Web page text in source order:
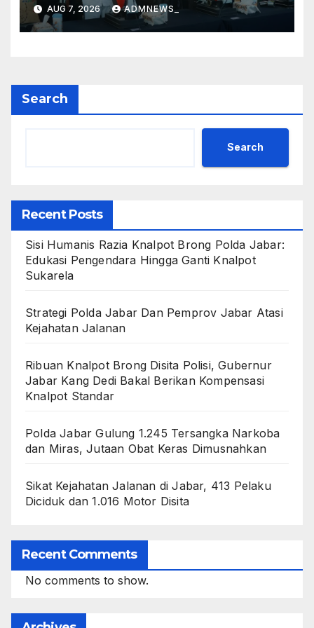
Kompensasi Knalpot Standar
AUG 7, 2026 ADMNEWS_
Search
Search
Recent Posts
Sisi Humanis Razia Knalpot Brong Polda Jabar:
Edukasi Pengendara Hingga Ganti Knalpot
Sukarela
Strategi Polda Jabar Dan Pemprov Jabar Atasi
Kejahatan Jalanan
Ribuan Knalpot Brong Disita Polisi, Gubernur
Jabar Kang Dedi Bakal Berikan Kompensasi
Knalpot Standar
Polda Jabar Gulung 1.245 Tersangka Narkoba
dan Miras, Jutaan Obat Keras Dimusnahkan
Sikat Kejahatan Jalanan di Jabar, 413 Pelaku
Diciduk dan 1.016 Motor Disita
Recent Comments
No comments to show.